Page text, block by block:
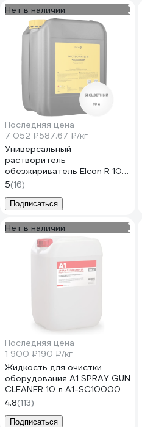
Нет в наличии
Последняя цена
7 052 ₽587.67 ₽/кг
Универсальный
растворитель
обезжириватель Elcon R 10 л
00-00002735
5(16)
Подписаться
Нет в наличии
Последняя цена
1 900 ₽190 ₽/кг
Жидкость для очистки
оборудования А1 SPRAY GUN
CLEANER 10 л A1-SC10000
4.8(113)
Подписаться